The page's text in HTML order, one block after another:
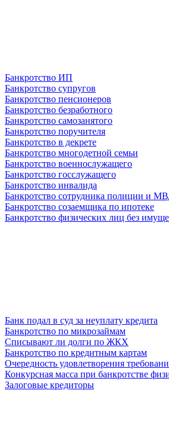
Банкротство ИП
Банкротство супругов
Банкротство пенсионеров
Банкротство безработного
Банкротство самозанятого
Банкротство поручителя
Банкротство в декрете
Банкротство многодетной семьи
Банкротство военнослужащего
Банкротство госслужащего
Банкротство инвалида
Банкротство сотрудника полиции и
Банкротство созаемщика по ипотеке
Банкротство физических лиц без
Банк подал в суд за неуплату кредита
Банкротство по микрозаймам
Списывают ли долги по ЖКХ
Банкротство по кредитным картам
Очередность удовлетворения
Конкурсная масса при банкротстве
Залоговые кредиторы